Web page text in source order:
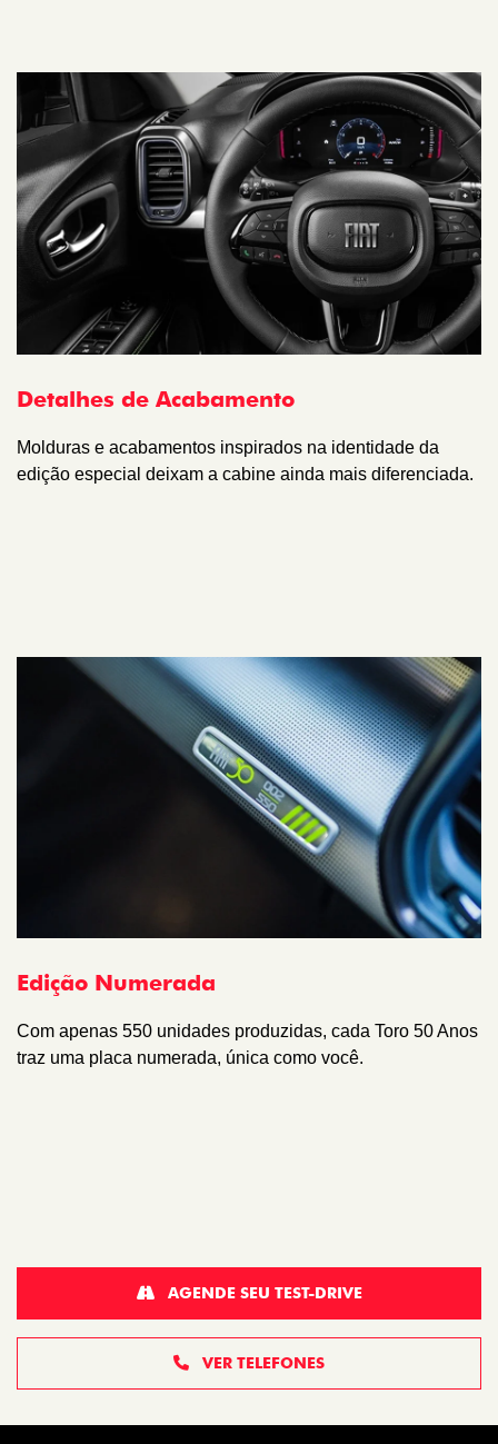
Detalhes de Acabamento
Molduras e acabamentos inspirados na identidade da
edição especial deixam a cabine ainda mais diferenciada.
Edição Numerada
Com apenas 550 unidades produzidas, cada Toro 50 Anos
traz uma placa numerada, única como você.
VER TELEFONES
AGENDE SEU TEST-DRIVE